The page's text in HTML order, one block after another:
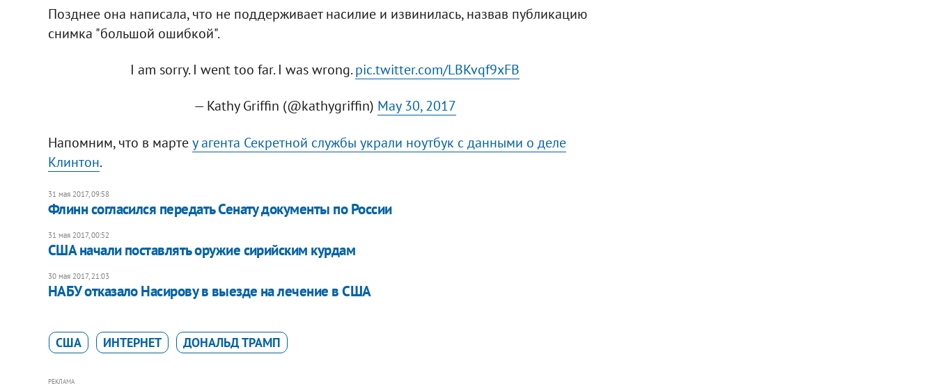
Позднее она написала, что не поддерживает насилие и извинилась, назвав публикацию
снимка "большой ошибкой".
I am sorry. I went too far. I was wrong.pic.twitter.com/LBKvqf9xFB
— Kathy Griffin (@kathygriffin) May 30, 2017
Напомним, что в мартеуагента Секретной службы украли ноутбук с данными о деле
Клинтон.
31 мая 2017, 09:58
Флинн согласился передать Сенату документы по России
31 мая 2017, 00:52
США начали поставлять оружие сирийским курдам
30 мая 2017, 21:03
НАБУ отказало Насирову в выезде на лечение в США
США ИНТЕРНЕТ ДОНАЛЬД ТРАМП
РЕКЛАМА